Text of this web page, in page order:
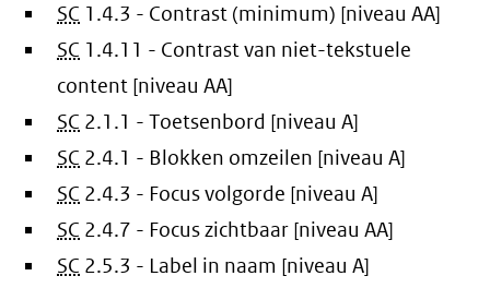
SC 1.4.3 - Contrast (minimum) [niveau AA]
SC 1.4.11 - Contrast van niet-tekstuele
content [niveau AA]
SC 2.1.1 - Toetsenbord [niveau A]
SC 2.4.1 - Blokken omzeilen [niveau A]
SC 2.4.3 - Focus volgorde [niveau A]
SC 2.4.7 - Focus zichtbaar [niveau AA]
SC 2.5.3 - Label in naam [niveau A]